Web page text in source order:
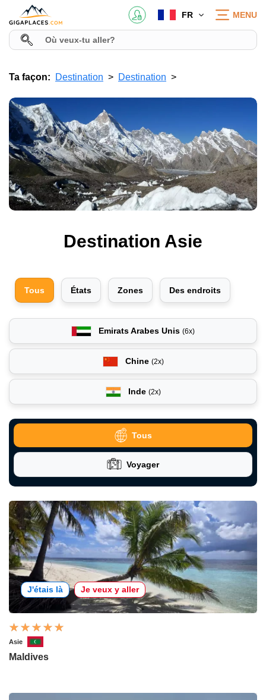
FR MENU
Ta façon: Destination Destination
Destination Asie
Tous États Zones Des endroits
Emirats Arabes Unis (6x)
Chine (2x)
Inde (2x)
Tous
Voyager
J'étais là Je veux y aller
Asie
Maldives